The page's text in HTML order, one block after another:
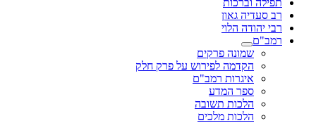
רב סעדיה גאון
רבי יהודה הלוי
רמב"ם
שמונה פרקים
הקדמה לפירוש על פרק חלק
איגרות רמב"ם
ספר המדע
הלכות תשובה
הלכות מלכים